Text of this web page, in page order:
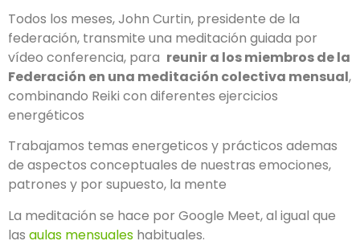
Todos los meses, John Curtin, presidente de la
federación, transmite una meditación guiada por
vídeo conferencia, para reunir a los miembros de la
Federación en una meditación colectiva mensual,
combinando Reiki con diferentes ejercicios
energéticos
Trabajamos temas energeticos y prácticos ademas
de aspectos conceptuales de nuestras emociones,
patrones y por supuesto, la mente
La meditación se hace por Google Meet, al igual que
las aulas mensuales habituales.